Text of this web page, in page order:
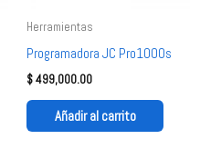
Herramientas
Programadora JC Pro1000s
$499,000.00
Añadir al carrito